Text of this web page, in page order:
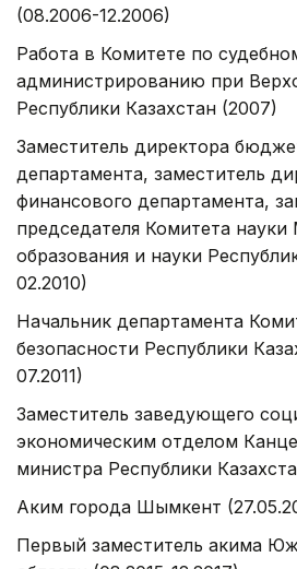
(08.2006-12.2006)
Работа в Комитете по
администрированию при
Республики Казахстан (2007)
Заместитель директора
департамента, заместитель
финансового департамента,
председателя Комитета
образования и науки
02.2010)
Начальник департамента
безопасности Республики
07.2011)
Заместитель заведующего
экономическим отделом
министра Республики
Аким города Шымкент
Первый заместитель акима